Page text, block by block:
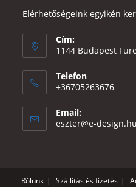
Elérhetőségeink egyikén
Cím:
1144 Budapest
Telefon
+36705263676
Email:
eszter@e-design.hu
Rólunk Szállítás és fizetés